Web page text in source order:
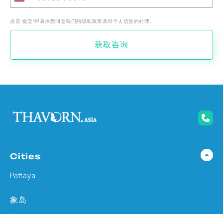
点击‘提交’即表示您同意我们的隐私政策及对个人信息的处理。
获取咨询
Cities
Pattaya
象岛